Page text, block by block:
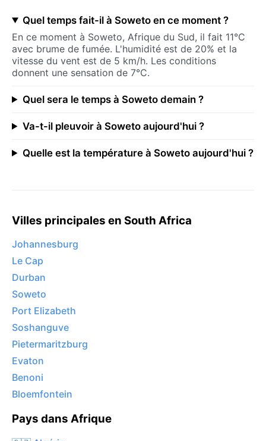
Quel temps fait-il à Soweto en ce moment ?
En ce moment à Soweto, Afrique du Sud, il fait 11°C
avec brume de fumée. L'humidité est de 20% et la
vitesse du vent est de 5 km/h. Les conditions
donnent une sensation de 7°C.
Quel sera le temps à Soweto demain ?
Va-t-il pleuvoir à Soweto aujourd'hui ?
Quelle est la température à Soweto aujourd'hui ?
Villes principales en South Africa
Johannesburg
Le Cap
Durban
Soweto
Port Elizabeth
Soshanguve
Pietermaritzburg
Evaton
Benoni
Bloemfontein
Pays dans Afrique